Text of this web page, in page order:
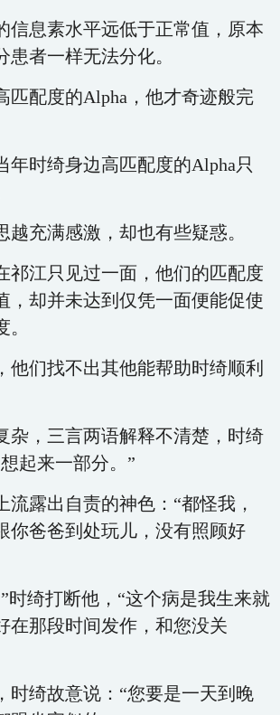
信息素水平远低于正常值，原本
患者一样无法分化。
匹配度的Alpha，他才奇迹般完
年时绮身边高匹配度的Alpha只
越充满感激，却也有些疑惑。
祁江只见过一面，他们的匹配度
，却并未达到仅凭一面便能促使
他们找不出其他能帮助时绮顺利
杂，三言两语解释不清楚，时绮
起来一部分。”
流露出自责的神色：“都怪我，
你爸爸到处玩儿，没有照顾好
时绮打断他，“这个病是我生来就
在那段时间发作，和您没关
时绮故意说：“您要是一天到晚